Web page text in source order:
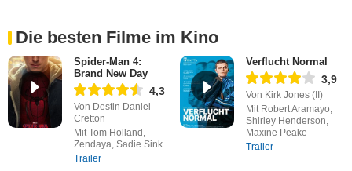
Die besten Filme im Kino
Spider-Man 4:
Brand New Day
4,3
Von Destin Daniel
Cretton
Mit Tom Holland,
Zendaya, Sadie Sink
Trailer
Verflucht Normal
3,9
Von Kirk Jones (II)
Mit Robert Aramayo,
Shirley Henderson,
Maxine Peake
Trailer